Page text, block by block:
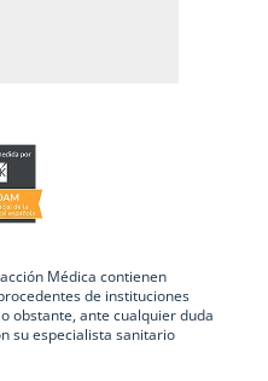
Médica contienen
de instituciones
obstante, ante cualquier duda
su especialista sanitario